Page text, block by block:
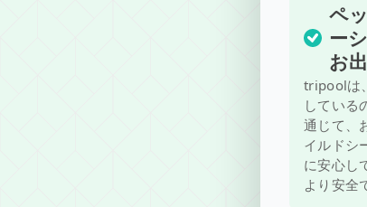
ペ
ー
お
tripoolは
している
通じて、
イルドシ
に安心し
より安全